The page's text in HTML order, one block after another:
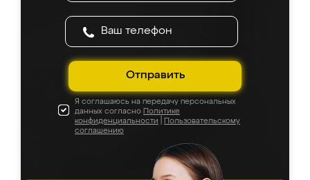
Отправить
Я соглашаюсь на передачу персональных
данных согласно Политике
конфиденциальности
Пользовательскому
соглашению